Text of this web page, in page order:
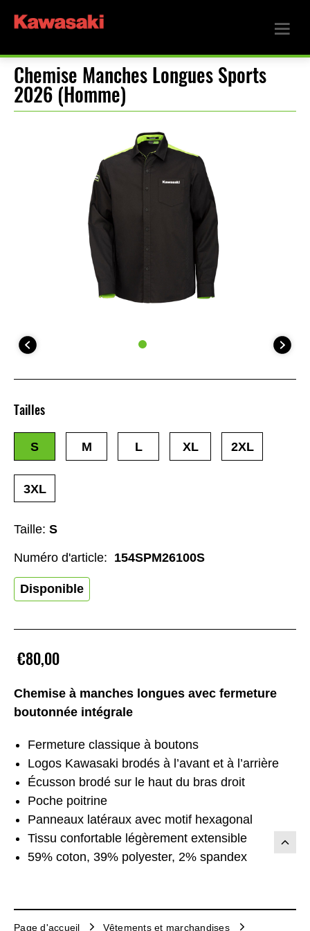
Chemise Manches Longues Sports
2026 (Homme)
Chemise à manches longues avec fermeture
boutonnée intégrale
Fermeture classique à boutons
Logos Kawasaki brodés à l’avant et à l’arrière
Écusson brodé sur le haut du bras droit
Poche poitrine
Panneaux latéraux avec motif hexagonal
Tissu confortable légèrement extensible
59% coton, 39% polyester, 2% spandex
€80,00
Taille: S
Disponible
Tailles
S M L XL 2XL
3XL
Numéro d'article: 154SPM26100S
Page d'accueil
Vêtements et marchandises